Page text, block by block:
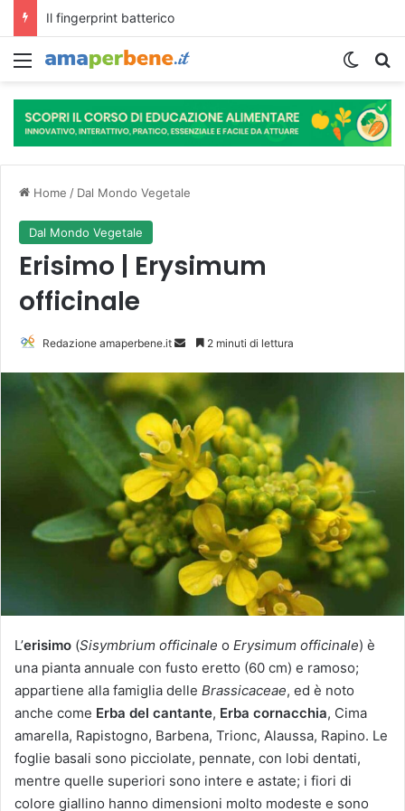
Menu
Home / Dal Mondo Vegetale
Dal Mondo Vegetale
Erisimo | Erysimum
officinale
Redazione amaperbene.it
v
a
u
n
'
e
m
a
2 minuti di lettura
L’erisimo (Sisymbrium officinale o Erysimum officinale) è
una pianta annuale con fusto eretto (60 cm) e ramoso;
appartiene alla famiglia delle Brassicaceae, ed è noto
anche come Erba del cantante, Erba cornacchia, Cima
amarella, Rapistogno, Barbena, Trionc, Alaussa, Rapino. Le
foglie basali sono picciolate, pennate, con lobi dentati,
mentre quelle superiori sono intere e astate; i fiori di
colore giallino hanno dimensioni molto modeste e sono